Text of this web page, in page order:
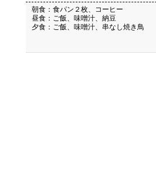
朝食：食パン２枚、コーヒー
昼食：ご飯、味噌汁、納豆
夕食：ご飯、味噌汁、串なし焼き鳥